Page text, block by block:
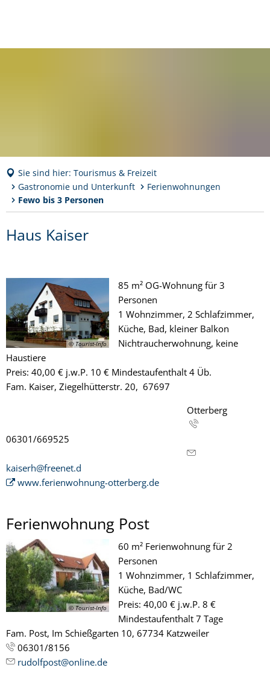
Sie sind hier: Tourismus & Freizeit
Gastronomie und Unterkunft
Ferienwohnungen
Fewo bis 3 Personen
Haus Kaiser
© Tourist-Info
85 m² OG-Wohnung für 3
Personen
1 Wohnzimmer, 2 Schlafzimmer,
Küche, Bad, kleiner Balkon
Nichtraucherwohnung, keine
Haustiere
Preis: 40,00 € j.w.P. 10 € Mindestaufenthalt 4 Üb.
Fam. Kaiser, Ziegelhütterstr. 20, 67697
Otterberg
06301/669525
kaiserh@freenet.d
www.ferienwohnung-otterberg.de
Ferienwohnung Post
© Tourist-Info
60 m² Ferienwohnung für 2
Personen
1 Wohnzimmer, 1 Schlafzimmer,
Küche, Bad/WC
Preis: 40,00 € j.w.P. 8 €
Mindestaufenthalt 7 Tage
Fam. Post, Im Schießgarten 10, 67734 Katzweiler
06301/8156
rudolfpost@online.de